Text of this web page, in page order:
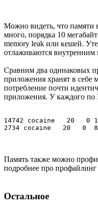
Можно видеть, что памяти
много, порядка 10
memory leak или кешей.
отлаживаются внутренним
Сравним два одинаковых
приложения хранят в себе
потребление почти
приложения. У каждого по
14742 cocaine   20   0
Память также можно
подробнее про
Остальное